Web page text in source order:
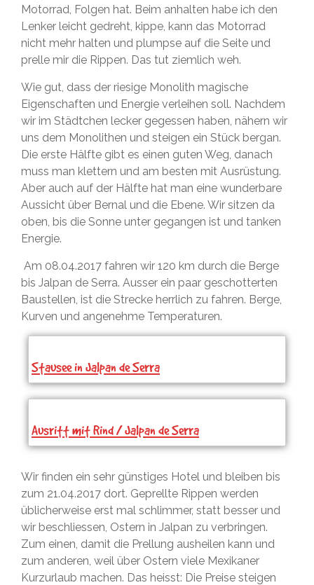
Motorrad, Folgen hat. Beim anhalten habe ich den
Lenker leicht gedreht, kippe, kann das Motorrad
nicht mehr halten und plumpse auf die Seite und
prelle mir die Rippen. Das tut ziemlich weh.
Wie gut, dass der riesige Monolith magische
Eigenschaften und Energie verleihen soll. Nachdem
wir im Städtchen lecker gegessen haben, nähern wir
uns dem Monolithen und steigen ein Stück bergan.
Die erste Hälfte gibt es einen guten Weg, danach
muss man klettern und am besten mit Ausrüstung.
Aber auch auf der Hälfte hat man eine wunderbare
Aussicht über Bernal und die Ebene. Wir sitzen da
oben, bis die Sonne unter gegangen ist und tanken
Energie.
Am 08.04.2017 fahren wir 120 km durch die Berge
bis Jalpan de Serra. Ausser ein paar geschotterten
Baustellen, ist die Strecke herrlich zu fahren. Berge,
Kurven und angenehme Temperaturen.
Stausee in Jalpan de Serra
Ausritt mit Rind / Jalpan de Serra
Wir finden ein sehr günstiges Hotel und bleiben bis
zum 21.04.2017 dort. Geprellte Rippen werden
üblicherweise erst mal schlimmer, statt besser und
wir beschliessen, Ostern in Jalpan zu verbringen.
Zum einen, damit die Prellung ausheilen kann und
zum anderen, weil über Ostern viele Mexikaner
Kurzurlaub machen. Das heisst: Die Preise steigen